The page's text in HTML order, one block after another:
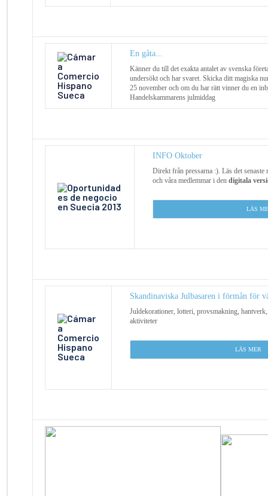
En gåta...
Känner du till det exakta antalet av svenska
undersökt och har svaret. Skicka ditt magiska
25 november och om du har rätt vinner du en
Handelskammarens julmiddag
INFO Oktober
Direkt från pressarna :). Läs det
och våra medlemmar i dendigitala
LÄS
Skandinaviska Julbasaren i förmån för
Juldekorationer, lotteri, provsmakning,
aktiviteter
LÄS MER